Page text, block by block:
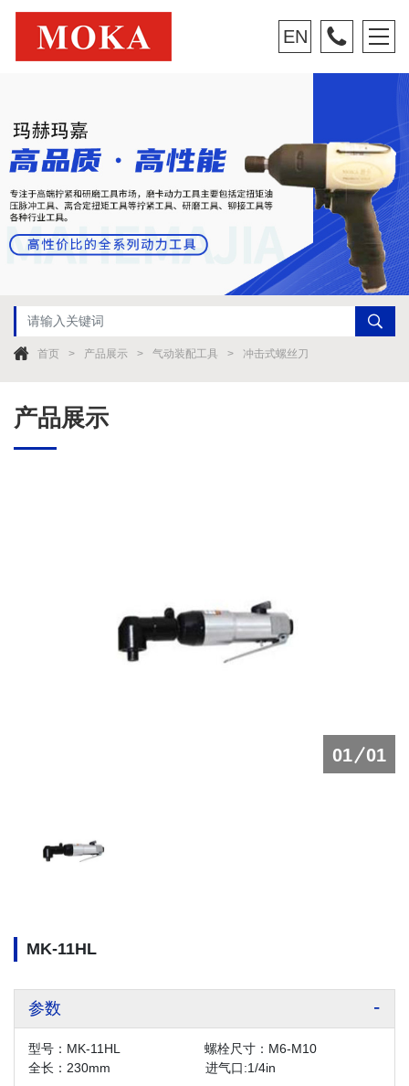
EN
首页 产品展示 气动装配工具 冲击式螺丝刀
产品展示
01 01
MK-11HL
参数
型号：MK-11HL 螺栓尺寸：M6-M10
全长：230mm 进气口:1/4in